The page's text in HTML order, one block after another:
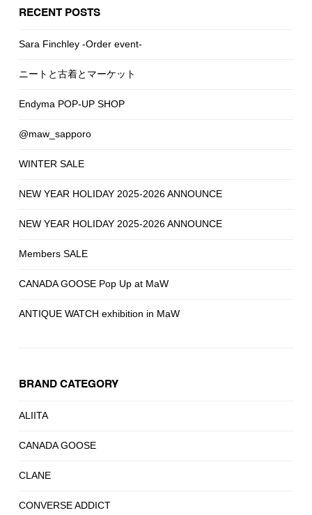
RECENT POSTS
Sara Finchley -Order event-
ニートと古着とマーケット
Endyma POP-UP SHOP
@maw_sapporo
WINTER SALE
NEW YEAR HOLIDAY 2025-2026 ANNOUNCE
NEW YEAR HOLIDAY 2025-2026 ANNOUNCE
Members SALE
CANADA GOOSE Pop Up at MaW
ANTIQUE WATCH exhibition in MaW
BRAND CATEGORY
ALIITA
CANADA GOOSE
CLANE
CONVERSE ADDICT